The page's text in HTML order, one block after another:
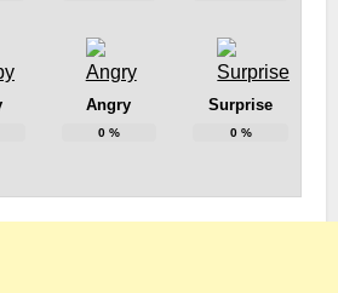
Angry
0%
Surprise
0%